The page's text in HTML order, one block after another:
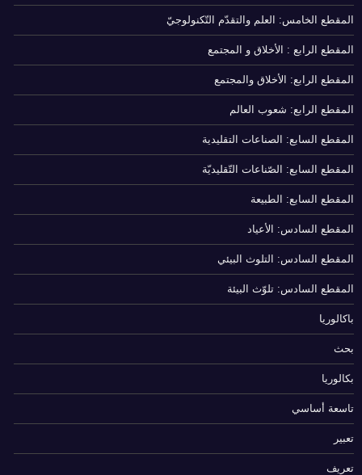
المقطع الخامس: العلم والتقدّم التّكنولوجيّ
المقطع الرابع : الأخلاق و المجتمع
المقطع الرابع: الأخلاق والمجتمع
المقطع الرابع: شعوب العالم
المقطع السابع: الصناعات التقليدية
المقطع السابع: الصّناعات التّقليديّة
المقطع السابع: الطبيعة
المقطع السادس: الأعياد
المقطع السادس: التلوث البيئي
المقطع السادس: تلوّث البيئة
باكالوريا
بحث
بكالوريا
تاسعة أساسي
تعبير
تعريف